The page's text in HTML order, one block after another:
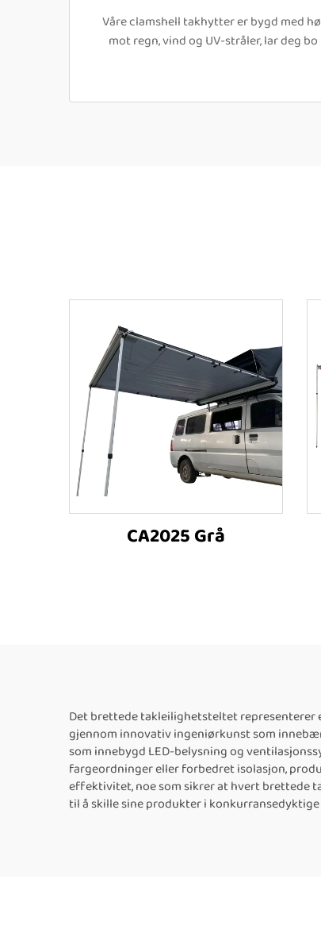
Våre clamshell takhytter er bygd med
mot regn, vind og UV-stråler, lar deg
CA2025 Grå
Det brettede takleilighetsteltet representerer
gjennom innovativ ingeniørkunst som
som innebygd LED-belysning og
fargeordninger eller forbedret isolasjon,
effektivitet, noe som sikrer at hvert brettede
til å skille sine produkter i konkurransedyktige